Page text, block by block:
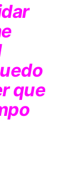
que